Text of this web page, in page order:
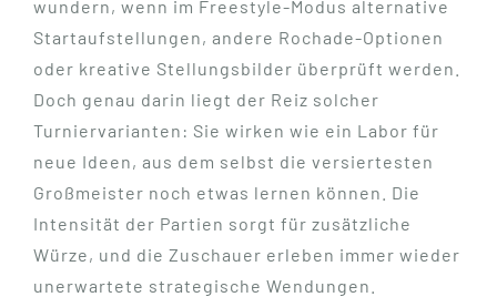
wundern, wenn im Freestyle-Modus alternative
Startaufstellungen, andere Rochade-Optionen
oder kreative Stellungsbilder überprüft werden.
Doch genau darin liegt der Reiz solcher
Turniervarianten: Sie wirken wie ein Labor für
neue Ideen, aus dem selbst die versiertesten
Großmeister noch etwas lernen können. Die
Intensität der Partien sorgt für zusätzliche
Würze, und die Zuschauer erleben immer wieder
unerwartete strategische Wendungen.